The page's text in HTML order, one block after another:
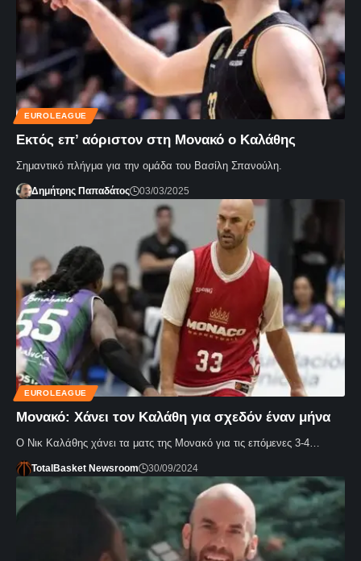
EUROLEAGUE
Εκτός επ’ αόριστον στη Μονακό ο Καλάθης
Σημαντικό πλήγμα για την ομάδα του Βασίλη Σπανούλη.
Δημήτρης Παπαδάτος 03/03/2025
EUROLEAGUE
Μονακό: Χάνει τον Καλάθη για σχεδόν έναν μήνα
Ο Νικ Καλάθης χάνει τα ματς της Μονακό για τις επόμενες 3-4…
TotalBasket Newsroom 30/09/2024